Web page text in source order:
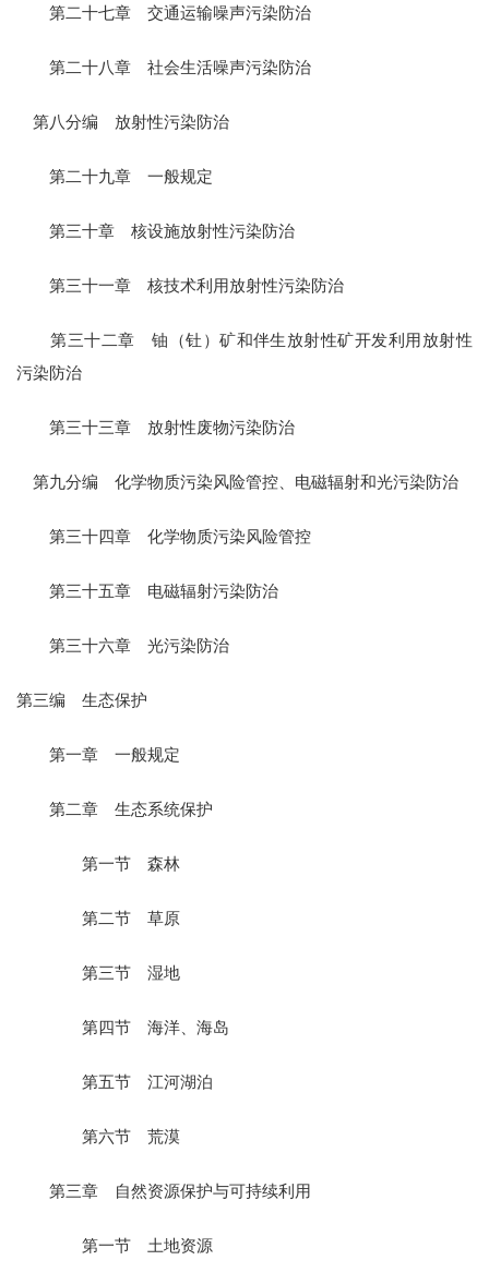
第二十七章 交通运输噪声污染防治
第二十八章 社会生活噪声污染防治
第八分编 放射性污染防治
第二十九章 一般规定
第三十章 核设施放射性污染防治
第三十一章 核技术利用放射性污染防治
第三十二章 铀（钍）矿和伴生放射性矿开发利用放射性
污染防治
第三十三章 放射性废物污染防治
第九分编 化学物质污染风险管控、电磁辐射和光污染防治
第三十四章 化学物质污染风险管控
第三十五章 电磁辐射污染防治
第三十六章 光污染防治
第三编 生态保护
第一章 一般规定
第二章 生态系统保护
第一节 森林
第二节 草原
第三节 湿地
第四节 海洋、海岛
第五节 江河湖泊
第六节 荒漠
第三章 自然资源保护与可持续利用
第一节 土地资源